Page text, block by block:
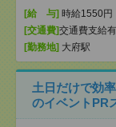
[給 与] 時給1550
[交通費]交通費支給
[勤務地] 大府駅
土日だけで効
のイベントPR